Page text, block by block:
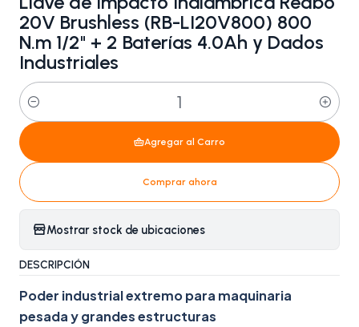
20V Brushless (RB-LI20V800) 800
N.m 1/2" + 2 Baterías 4.0Ah y Dados
Industriales
Cantidad
Agregar al Carro
Comprar ahora
Mostrar stock de ubicaciones
DESCRIPCIÓN
Poder industrial extremo para maquinaria
pesada y grandes estructuras